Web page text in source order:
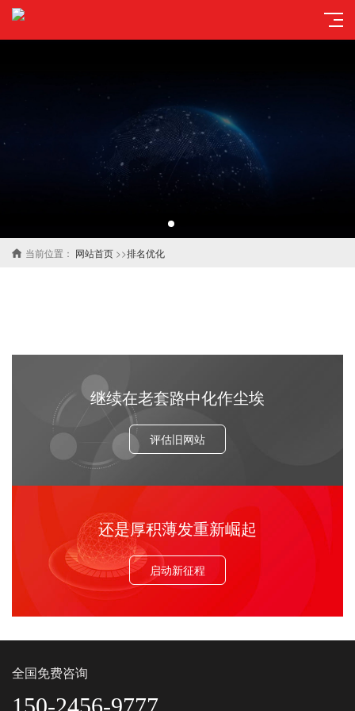
当前位置： 网站首页 >>排名优化
继续在老套路中化作尘埃
评估旧网站
还是厚积薄发重新崛起
启动新征程
全国免费咨询